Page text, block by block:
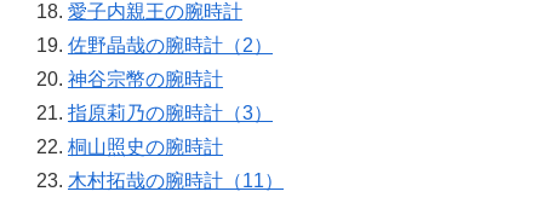
愛子内親王の腕時計
佐野晶哉の腕時計（2）
神谷宗幣の腕時計
指原莉乃の腕時計（3）
桐山照史の腕時計
木村拓哉の腕時計（11）